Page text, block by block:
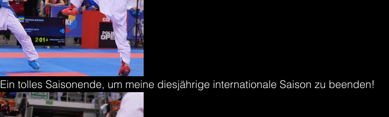
Ein tolles Saisonende, um meine diesjährige internationale Saison zu beenden!